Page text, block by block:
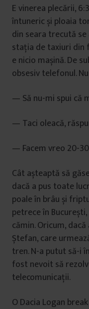
E vinerea plecării,
întuneric și ploaia
din seara trecută se
stația de taxiuri din
e nicio mașină. De
obsesiv telefonul.
— Să nu-mi spui că
— Taci oleacă,
— Facem vreo 20-
Cât așteaptă să
dacă a pus toate
poale în brâu și
petrece în
cămin. Oricum,
Ștefan, care
tren. N-a putut să-i
fost nevoit să
telecomunicații.
O Dacia Logan